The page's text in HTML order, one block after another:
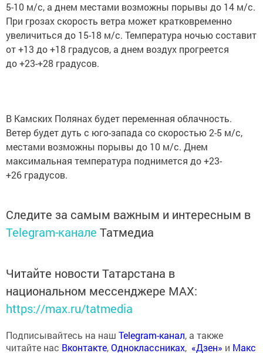
5-10 м/с, а днем местами возможны порывы до 14 м/с.
При грозах скорость ветра может кратковременно
увеличиться до 15-18 м/с. Температура ночью составит
от +13 до +18 градусов, а днем воздух прогреется
до +23-+28 градусов.
В Камских Полянах будет переменная облачность.
Ветер будет дуть с юго-запада со скоростью 2-5 м/с,
местами возможны порывы до 10 м/с. Днем
максимальная температура поднимется до +23-
+26 градусов.
Следите за самым важным и интересным в
Telegram-канале Татмедиа
Читайте новости Татарстана в
национальном мессенджере MАХ:
https://max.ru/tatmedia
Подписывайтесь на наш Telegram-канал, а также
читайте нас Вконтакте,Одноклассниках, «Дзен» и Макс